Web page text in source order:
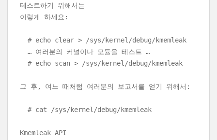
테스트하기 위해서는
이렇게 하세요:
# echo clear > /sys/kernel/debug/kmemleak
… 여러분의 커널이나 모듈을 테스트 …
# echo scan > /sys/kernel/debug/kmemleak
그 후, 여느 때처럼 여러분의 보고서를 얻기 위해서:
# cat /sys/kernel/debug/kmemleak
Kmemleak API